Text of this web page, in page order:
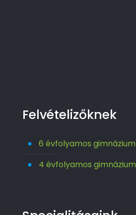
Felvételizőknek
6 évfolyamos gimnázium
4 évfolyamos gimnázium